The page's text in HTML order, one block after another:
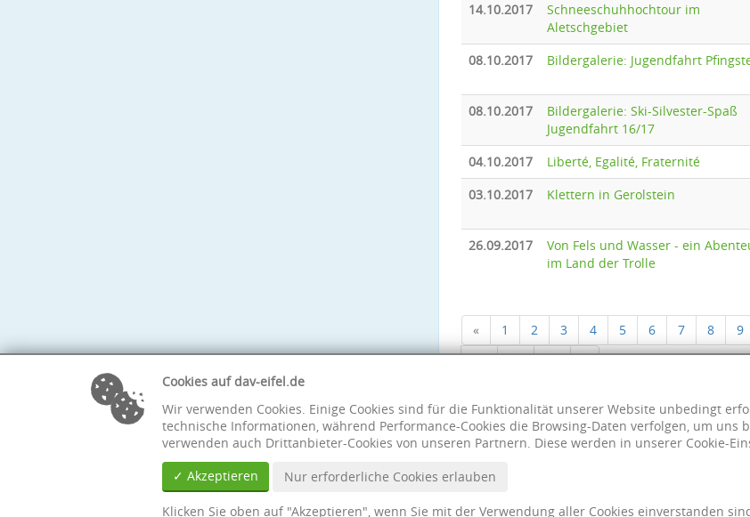
14.10.2017
Schneeschuhhochtour im
Aletschgebiet
08.10.2017
Bildergalerie: Jugendfahrt
08.10.2017
Bildergalerie: Ski-Silvester-Spaß
Jugendfahrt 16/17
04.10.2017 Liberté, Egalité, Fraternité
03.10.2017
Klettern in Gerolstein
26.09.2017
Von Fels und Wasser - ein
im Land der Trolle
« 1 2 3 4 5 6 7 8 9
18
19 20
»
Cookies auf dav-eifel.de
Wir verwenden Cookies. Einige Cookies sind für die Funktionalität unserer Website unbedingt
technische Informationen, während Performance-Cookies die Browsing-Daten verfolgen, um
verwenden auch Drittanbieter-Cookies von unseren Partnern. Diese werden in unserer Cookie-
✓ Akzeptieren
Nur erforderliche Cookies erlauben
Klicken Sie oben auf "Akzeptieren", wenn Sie mit der Verwendung aller Cookies einverstanden